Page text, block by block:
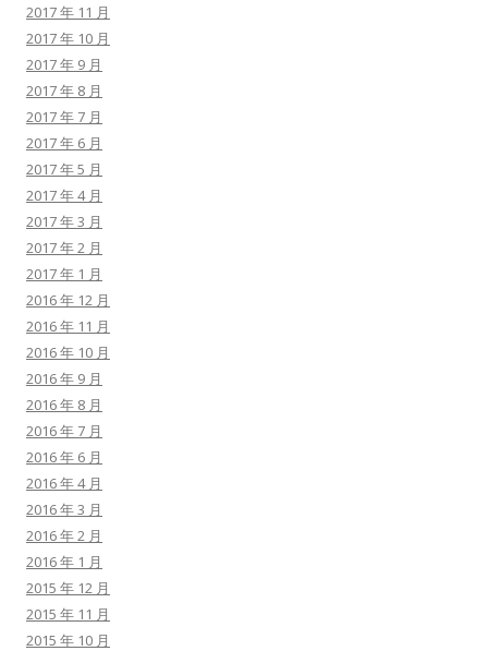
2017 年 11 月
2017 年 10 月
2017 年 9 月
2017 年 8 月
2017 年 7 月
2017 年 6 月
2017 年 5 月
2017 年 4 月
2017 年 3 月
2017 年 2 月
2017 年 1 月
2016 年 12 月
2016 年 11 月
2016 年 10 月
2016 年 9 月
2016 年 8 月
2016 年 7 月
2016 年 6 月
2016 年 4 月
2016 年 3 月
2016 年 2 月
2016 年 1 月
2015 年 12 月
2015 年 11 月
2015 年 10 月